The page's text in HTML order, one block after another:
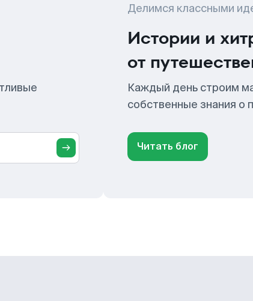
Делимся классными
Истории и
от
Каждый день строим
собственные знания о
Читать блог